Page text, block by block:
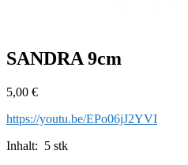
SANDRA 9cm
5,00 €
https://youtu.be/EPo06jJ2YVI
Inhalt: 5 stk